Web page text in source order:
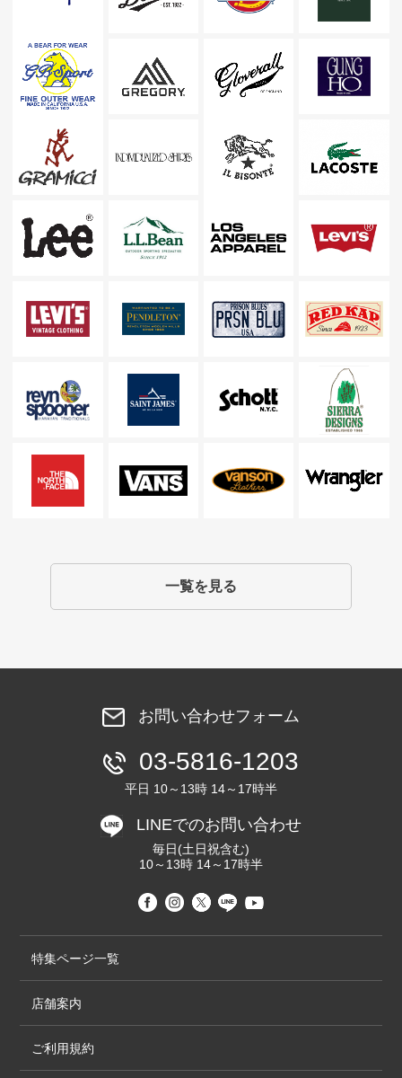
一覧を見る
お問い合わせフォーム
03-5816-1203
平日 10～13時 14～17時半
LINEでのお問い合わせ
毎日(土日祝含む)
10～13時 14～17時半
特集ページ一覧
店舗案内
ご利用規約